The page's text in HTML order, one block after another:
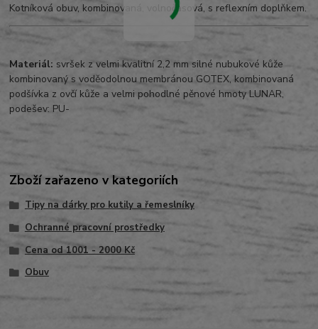
Kotníková obuv, kombinovaná, volnočasová, s reflexním doplňkem.
Materiál: svršek z velmi kvalitní 2,2 mm silné nubukové kůže
kombinovaný s voděodolnou membránou GOTEX, kombinovaná
podšívka z ovčí kůže a velmi pohodlné pěnové hmoty LUNAR,
podešev: PU-
Zboží zařazeno v kategoriích
Tipy na dárky pro kutily a řemeslníky
Ochranné pracovní prostředky
Cena od 1001 - 2000 Kč
Obuv